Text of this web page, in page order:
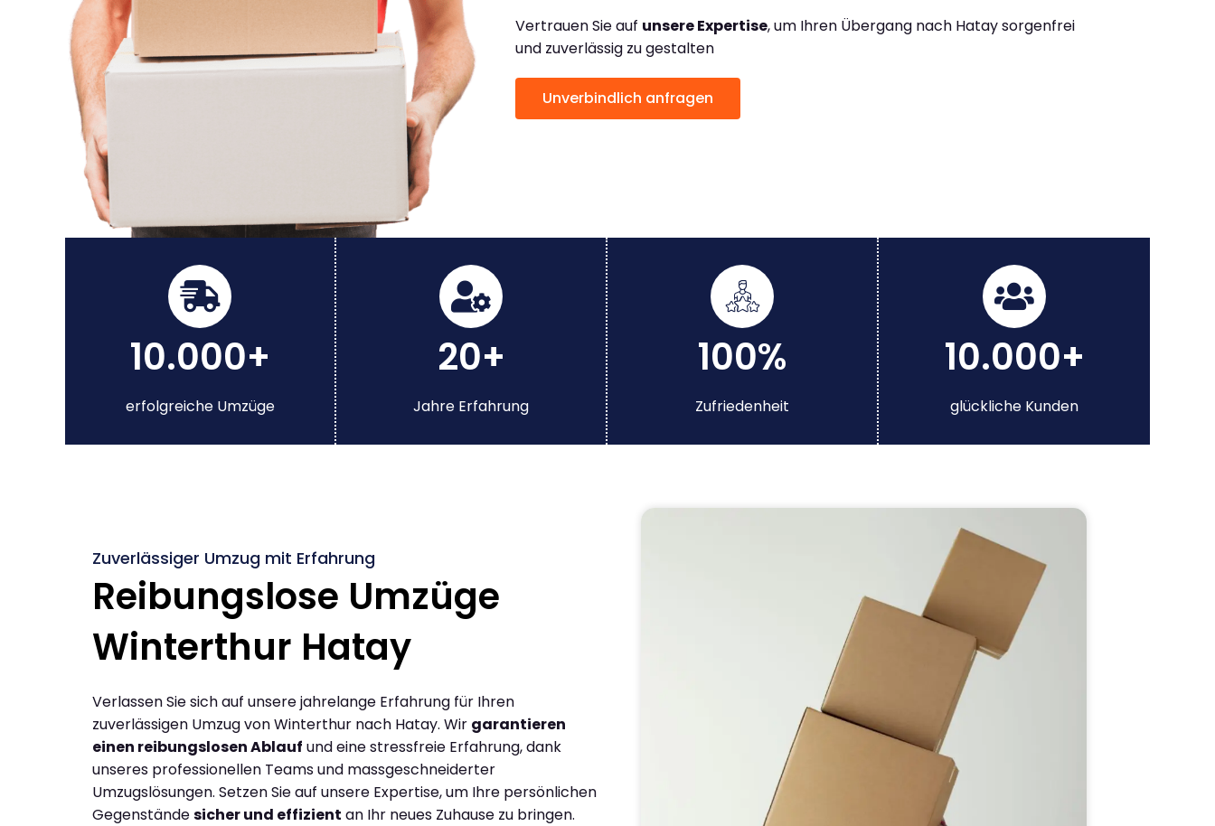
Vertrauen Sie auf unsere Expertise, um Ihren Übergang nach Hatay sorgenfrei
und zuverlässig zu gestalten
Unverbindlich anfragen
10.000+
erfolgreiche Umzüge
20+
Jahre Erfahrung
100%
Zufriedenheit
10.000+
glückliche Kunden
Zuverlässiger Umzug mit Erfahrung
Reibungslose Umzüge
Winterthur Hatay
Verlassen Sie sich auf unsere jahrelange Erfahrung für Ihren
zuverlässigen Umzug von Winterthur nach Hatay. Wir garantieren
einen reibungslosen Ablauf und eine stressfreie Erfahrung, dank
unseres professionellen Teams und massgeschneiderter
Umzugslösungen. Setzen Sie auf unsere Expertise, um Ihre persönlichen
Gegenständesicher und effizient an Ihr neues Zuhause zu bringen.